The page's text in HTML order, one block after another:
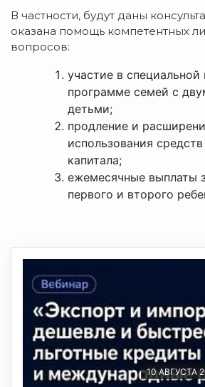
В частности, будут даны
оказана помощь компетентных
вопросов:
участие в специальной
программе семей с
детьми;
продление и
использования
капитала;
ежемесячные выплаты
первого и второго
10 АВГУСТА